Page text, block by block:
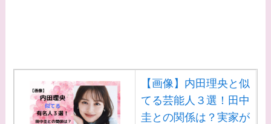
【画像】内田理央と似
てる芸能人３選！田中
圭との関係は？実家が